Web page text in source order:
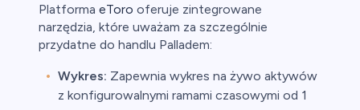
Platforma eToro oferuje zintegrowane
narzędzia, które uważam za szczególnie
przydatne do handlu Palladem:
Wykres: Zapewnia wykres na żywo aktywów
z konfigurowalnymi ramami czasowymi od 1